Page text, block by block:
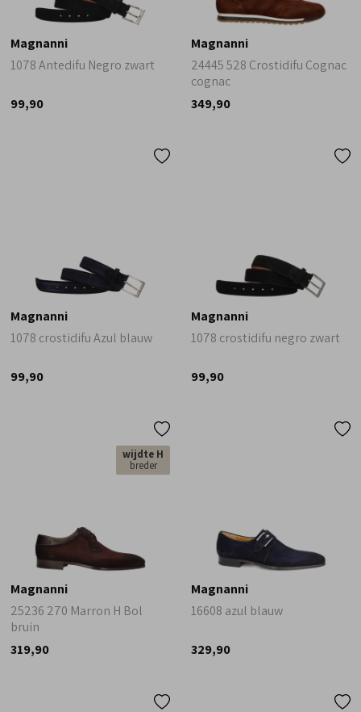
Magnanni
1078 Antedifu Negro zwart
99,90
Magnanni
24445 528 Crostidifu Cognac
cognac
349,90
Magnanni
1078 crostidifu Azul blauw
99,90
Magnanni
1078 crostidifu negro zwart
99,90
wijdte H
breder
Magnanni
25236 270 Marron H Bol
bruin
319,90
Magnanni
16608 azul blauw
329,90